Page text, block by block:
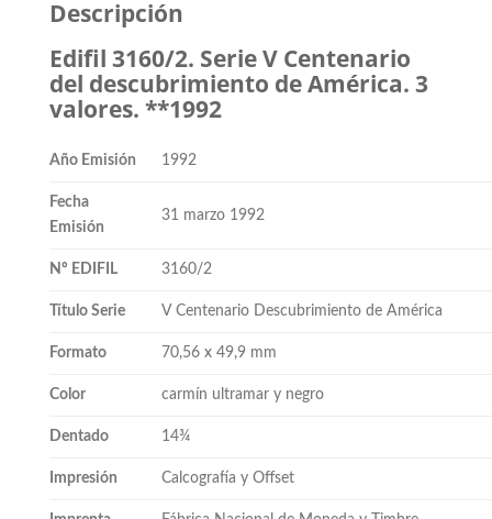
Descripción
Edifil 3160/2. Serie V Centenario
del descubrimiento de América. 3
valores. **1992
Año Emisión 1992
Fecha
Emisión
31 marzo 1992
Nº EDIFIL 3160/2
Título Serie V Centenario Descubrimiento de América
Formato 70,56 x 49,9 mm
Color carmín ultramar y negro
Dentado 14¾
Impresión Calcografía y Offset